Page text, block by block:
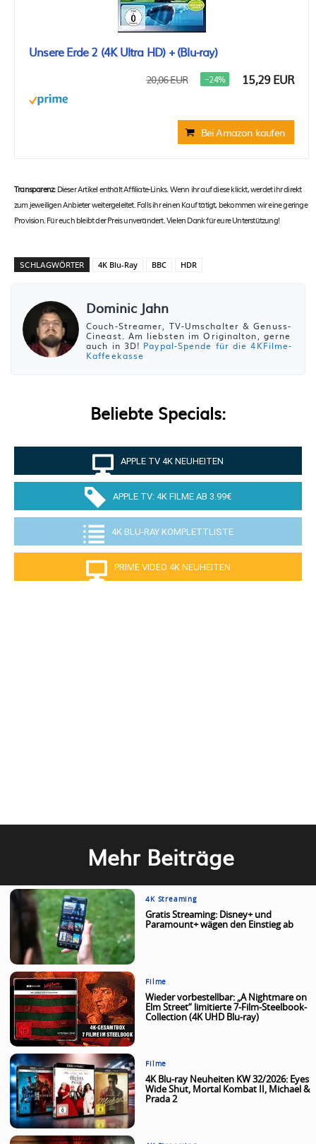
Unsere Erde 2 (4K Ultra HD) + (Blu-ray)
20,06 EUR −24% 15,29 EUR
Bei Amazon kaufen
Transparenz:Dieser Artikel enthält Affiliate-Links. Wenn ihr auf diese klickt, werdet ihr direkt
zum jeweiligen Anbieter weitergeleitet. Falls ihr einen Kauf tätigt, bekommen wir eine geringe
Provision. Für euch bleibt der Preis unverändert. Vielen Dank für eure Unterstützung!
SCHLAGWÖRTER 4K Blu-Ray BBC HDR
Dominic Jahn
Couch-Streamer, TV-Umschalter & Genuss-
Cineast. Am liebsten im Originalton, gerne
auch in 3D! Paypal-Spende für die 4KFilme-
Kaffeekasse
Beliebte Specials:
APPLE TV 4K NEUHEITEN
APPLE TV: 4K FILME AB 3.99€
4K BLU-RAY KOMPLETTLISTE
PRIME VIDEO 4K NEUHEITEN
Mehr Beiträge
4K Streaming
Gratis Streaming: Disney+ und
Paramount+ wägen den Einstieg ab
Filme
Wieder vorbestellbar: „A Nightmare on
Elm Street“ limitierte 7-Film-Steelbook-
Collection (4K UHD Blu-ray)
Filme
4K Blu-ray Neuheiten KW 32/2026: Eyes
Wide Shut, Mortal Kombat II, Michael &
Prada 2